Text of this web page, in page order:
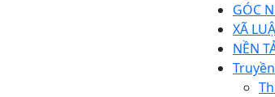
GÓC
XÃ
NỀN